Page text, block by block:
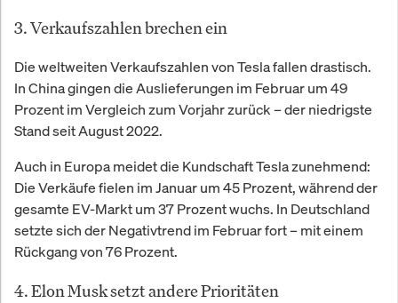
3. Verkaufszahlen brechen ein
Die weltweiten Verkaufszahlen von Tesla fallen drastisch.
In China gingen die Auslieferungen im Februar um 49
Prozent im Vergleich zum Vorjahr zurück – der niedrigste
Stand seit August 2022.
Auch in Europa meidet die Kundschaft Tesla zunehmend:
Die Verkäufe fielen im Januar um 45 Prozent, während der
gesamte EV-Markt um 37 Prozent wuchs. In Deutschland
setzte sich der Negativtrend im Februar fort – mit einem
Rückgang von 76 Prozent.
4. Elon Musk setzt andere Prioritäten